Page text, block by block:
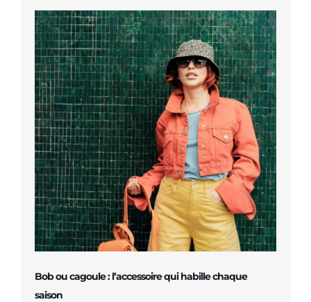
Bob ou cagoule : l’accessoire qui habille chaque
saison